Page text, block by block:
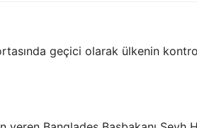
geçici olarak ülkenin